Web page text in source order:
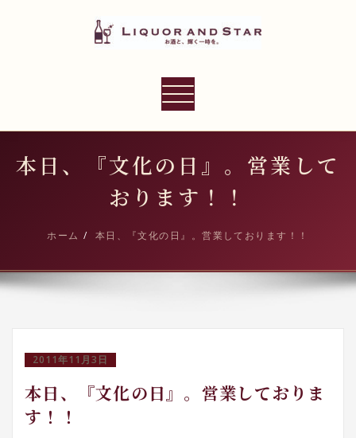
プ
LIQUOR AND STAR
ナ
ー
シ
ョ
切
り
本日、『文化の日』。営業して
おります！！
ホーム 本日、『文化の日』。営業しております！！
2011年11月3日
本日、『文化の日』。営業しておりま
す！！